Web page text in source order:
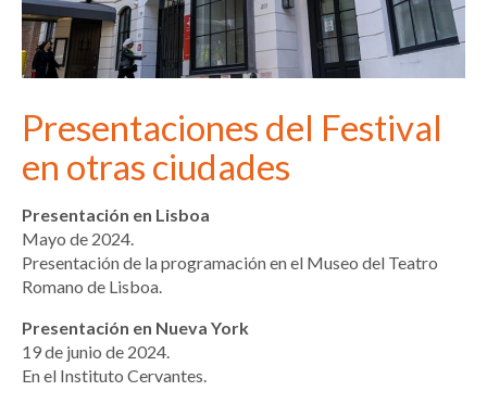
Presentaciones del Festival
en otras ciudades
Presentación en Lisboa
Mayo de 2024.
Presentación de la programación en el Museo del Teatro
Romano de Lisboa.
Presentación en Nueva York
19 de junio de 2024.
En el Instituto Cervantes.